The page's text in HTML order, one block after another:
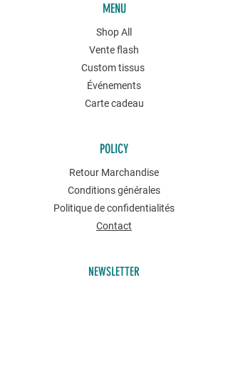
MENU
Shop All
Vente flash
Custom tissus
Événements
Carte cadeau
POLICY
Retour Marchandise
Conditions générales
Politique de confidentialités
Contact
NEWSLETTER